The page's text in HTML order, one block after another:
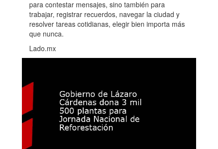
para contestar mensajes, sino también para
trabajar, registrar recuerdos, navegar la ciudad y
resolver tareas cotidianas, elegir bien importa más
que nunca.
Lado.mx